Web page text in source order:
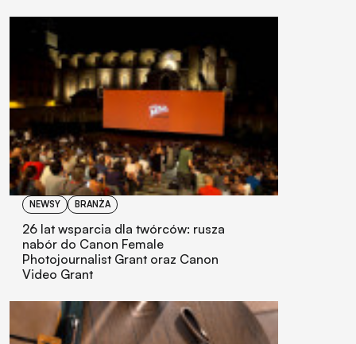
NEWSY BRANŻA
26 lat wsparcia dla twórców: rusza
nabór do Canon Female
Photojournalist Grant oraz Canon
Video Grant